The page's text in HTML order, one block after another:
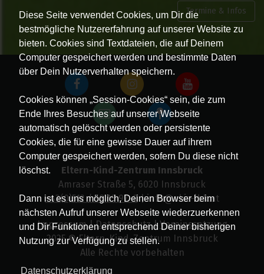
Diese Seite verwendet Cookies, um Dir die
bestmögliche Nutzererfahrung auf unserer Website zu
bieten. Cookies sind Textdateien, die auf Deinem
Computer gespeichert werden und bestimmte Daten
über Dein Nutzerverhalten speichern.
Cookies können „Session-Cookies“ sein, die zum
Ende Ihres Besuches auf unserer Webseite
automatisch gelöscht werden oder persistente
Cookies, die für eine gewisse Dauer auf ihrem
Computer gespeichert werden, sofern Du diese nicht
löschst.
Dann ist es uns möglich, Deinen Browser beim
nächsten Aufruf unserer Webseite wiederzuerkennen
und Dir Funktionen entsprechend Deiner bisherigen
Nutzung zur Verfügung zu stellen.
Datenschutzerklärung
Termine & Infos
Eltern-Kind-Zentrum Innsbruck
Amraser Straße 5, 6020 Innsbruck
+43(0)512 / 58 19 97-0| info@ekiz-ibk.at
Impressum|Datenschutz|Vereinssatzung
2025 © Eltern-Kind-Zentrum Innsbruck
Alle Rechte vorbehalten